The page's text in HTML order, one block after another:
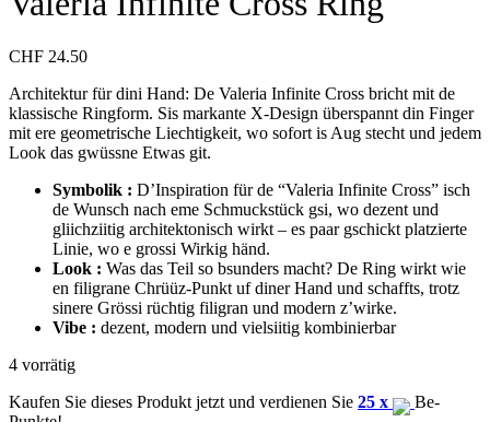
CHF 24.50
Architektur für dini Hand: De Valeria Infinite Cross bricht mit de
klassische Ringform. Sis markante X-Design überspannt din Finger
mit ere geometrische Liechtigkeit, wo sofort is Aug stecht und jedem
Look das gwüssne Etwas git.
Symbolik : D’Inspiration für de “Valeria Infinite Cross” isch
de Wunsch nach eme Schmuckstück gsi, wo dezent und
gliichziitig architektonisch wirkt – es paar gschickt platzierte
Linie, wo e grossi Wirkig händ.
Look : Was das Teil so bsunders macht? De Ring wirkt wie
en filigrane Chrüüz-Punkt uf diner Hand und schaffts, trotz
sinere Grössi rüchtig filigran und modern z’wirke.
Vibe : dezent, modern und vielsiitig kombinierbar
4 vorrätig
Kaufen Sie dieses Produkt jetzt und verdienen Sie 25 x
Be-